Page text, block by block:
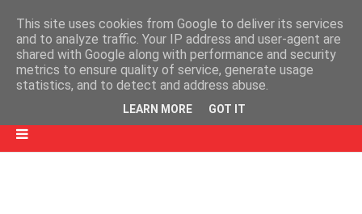
This site uses cookies from Google to deliver its services
and to analyze traffic. Your IP address and user-agent are
shared with Google along with performance and security
metrics to ensure quality of service, generate usage
statistics, and to detect and address abuse.
LEARN MORE GOT IT